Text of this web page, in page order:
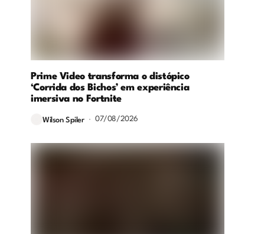
Prime Video transforma o distópico
‘Corrida dos Bichos’ em experiência
imersiva no Fortnite
Wilson Spiler 07/08/2026